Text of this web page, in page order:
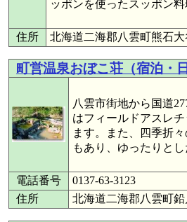
ッポンを使ったスッポン
住所 北海道二海郡八雲町熊石大
町営温泉おぼこ荘（宿泊・
八雲市街地から国道
はフィールドアスレ
ます。また、四季折
もあり、ゆったりと
電話番号
0137-63-3123
住所
北海道二海郡八雲町鉛